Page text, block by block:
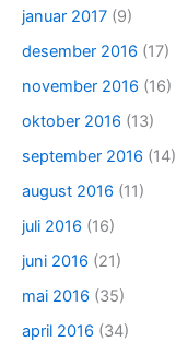
januar 2017 (9)
desember 2016 (17)
november 2016 (16)
oktober 2016 (13)
september 2016 (14)
august 2016 (11)
juli 2016 (16)
juni 2016 (21)
mai 2016 (35)
april 2016 (34)